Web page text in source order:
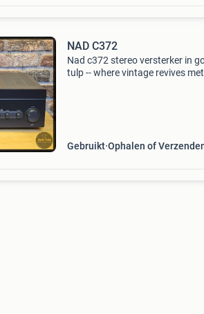
NAD C372
Nad c372 stereo versterker in
tulp -- where vintage revives
Gebruikt Ophalen of